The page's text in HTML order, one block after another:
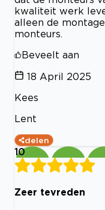
kwaliteit werk
alleen de
monteurs.
Beveelt aan
18 April 2025
Kees
Lent
delen
10
Zeer tevreden